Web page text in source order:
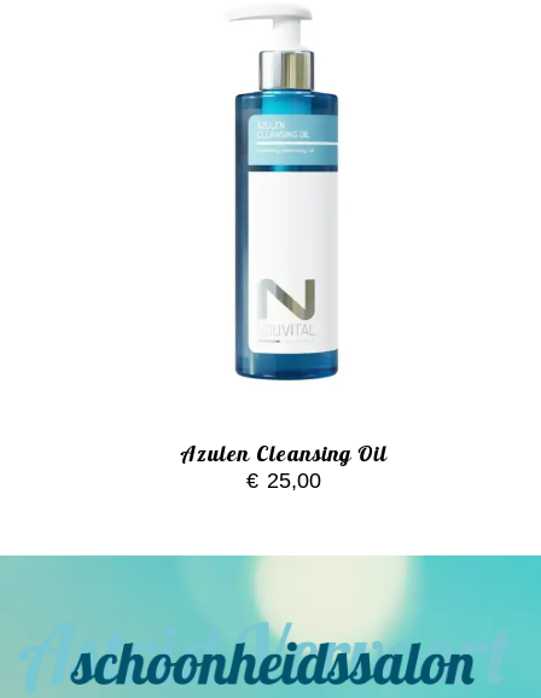
Azulen Cleansing Oil
€ 25,00